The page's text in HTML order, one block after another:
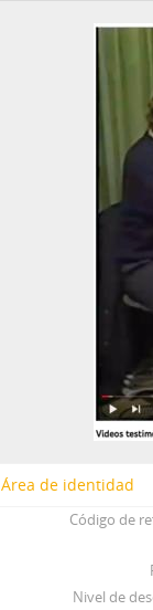
Área de identidad
Código de
Nivel de